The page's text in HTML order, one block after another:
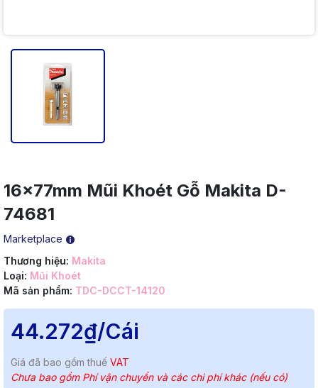
16x77mm Mũi Khoét Gỗ Makita D-
74681
Marketplace
Thương hiệu: Makita
Loại: Mũi Khoét
Mã sản phẩm: TDC-DCCT-14120
44.272₫/Cái
Giá đã bao gồm thuế VAT
Chưa bao gồm Phí vận chuyển và các chi phí khác (nếu có)